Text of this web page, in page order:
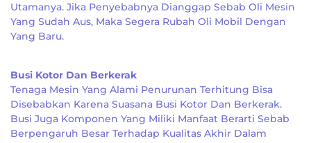
Utamanya. Jika Penyebabnya Dianggap Sebab Oli Mesin
Yang Sudah Aus, Maka Segera Rubah Oli Mobil Dengan
Yang Baru.
Busi Kotor Dan Berkerak
Tenaga Mesin Yang Alami Penurunan Terhitung Bisa
Disebabkan Karena Suasana Busi Kotor Dan Berkerak.
Busi Juga Komponen Yang Miliki Manfaat Berarti Sebab
Berpengaruh Besar Terhadap Kualitas Akhir Dalam